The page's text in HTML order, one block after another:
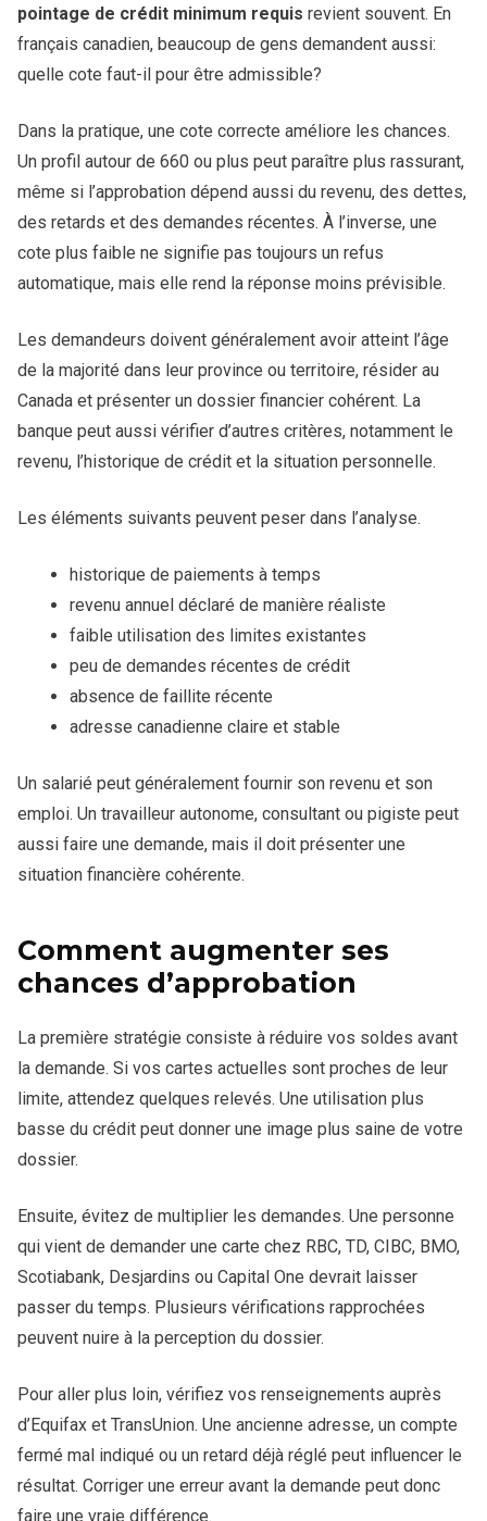
pointage de crédit minimum requis revient souvent. En
français canadien, beaucoup de gens demandent aussi:
quelle cote faut-il pour être admissible?
Dans la pratique, une cote correcte améliore les chances.
Un profil autour de 660 ou plus peut paraître plus rassurant,
même si l’approbation dépend aussi du revenu, des dettes,
des retards et des demandes récentes. À l’inverse, une
cote plus faible ne signifie pas toujours un refus
automatique, mais elle rend la réponse moins prévisible.
Les demandeurs doivent généralement avoir atteint l’âge
de la majorité dans leur province ou territoire, résider au
Canada et présenter un dossier financier cohérent. La
banque peut aussi vérifier d’autres critères, notamment le
revenu, l’historique de crédit et la situation personnelle.
Les éléments suivants peuvent peser dans l’analyse.
historique de paiements à temps
revenu annuel déclaré de manière réaliste
faible utilisation des limites existantes
peu de demandes récentes de crédit
absence de faillite récente
adresse canadienne claire et stable
Un salarié peut généralement fournir son revenu et son
emploi. Un travailleur autonome, consultant ou pigiste peut
aussi faire une demande, mais il doit présenter une
situation financière cohérente.
Comment augmenter ses
chances d’approbation
La première stratégie consiste à réduire vos soldes avant
la demande. Si vos cartes actuelles sont proches de leur
limite, attendez quelques relevés. Une utilisation plus
basse du crédit peut donner une image plus saine de votre
dossier.
Ensuite, évitez de multiplier les demandes. Une personne
qui vient de demander une carte chez RBC, TD, CIBC, BMO,
Scotiabank, Desjardins ou Capital One devrait laisser
passer du temps. Plusieurs vérifications rapprochées
peuvent nuire à la perception du dossier.
Pour aller plus loin, vérifiez vos renseignements auprès
d’Equifax et TransUnion. Une ancienne adresse, un compte
fermé mal indiqué ou un retard déjà réglé peut influencer le
résultat. Corriger une erreur avant la demande peut donc
faire une vraie différence.